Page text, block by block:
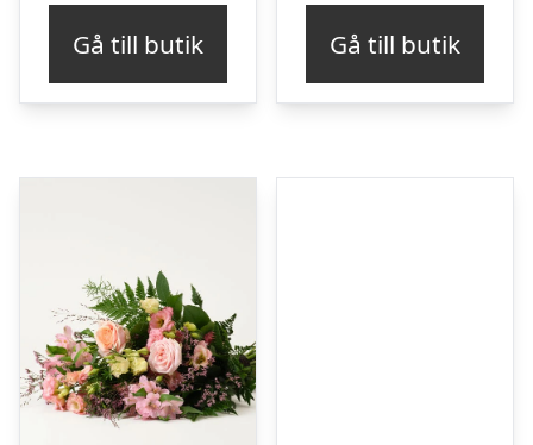
Gå till butik Gå till butik